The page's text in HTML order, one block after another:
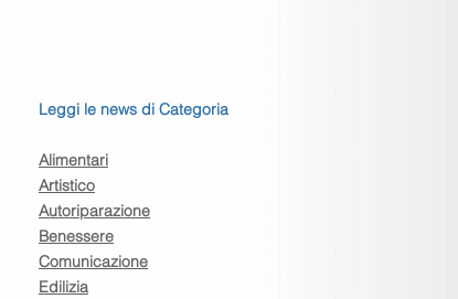
Leggi le news di Categoria
Alimentari
Artistico
Autoriparazione
Benessere
Comunicazione
Edilizia